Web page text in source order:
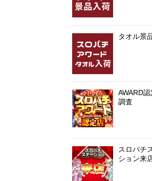
タオル景
AWARD
調査
スロパチ
ション来